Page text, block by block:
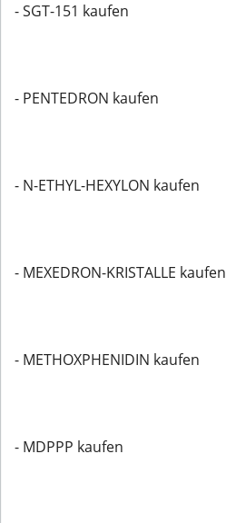
- SGT-151 kaufen
- PENTEDRON kaufen
- N-ETHYL-HEXYLON kaufen
- MEXEDRON-KRISTALLE kaufen
- METHOXPHENIDIN kaufen
- MDPPP kaufen